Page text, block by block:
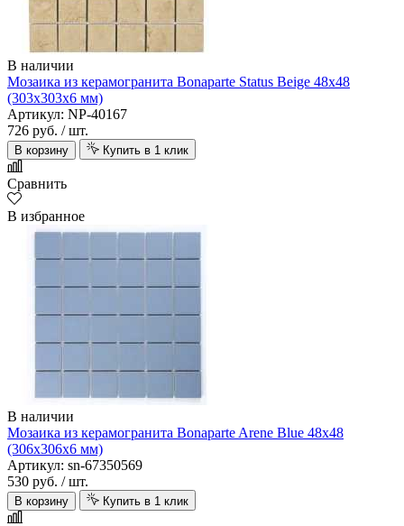
В наличии
Мозаика из керамогранита Bonaparte Status Beige 48х48
(303х303х6 мм)
Артикул: NP-40167
726 руб. / шт.
В корзину Купить в 1 клик
Сравнить
В избранное
В наличии
Мозаика из керамогранита Bonaparte Arene Blue 48х48
(306х306х6 мм)
Артикул: sn-67350569
530 руб. / шт.
В корзину Купить в 1 клик